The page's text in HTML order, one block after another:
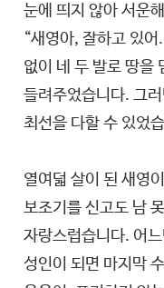
라고 말을 하니
엄마가 '너니까'
장애가 지금보
수술을 스물세
그때는 그렇게
눈에 띄지 않아 서운
“새영아, 잘하고 있
없이 네 두 발로 땅을
들려주었습니다. 그
최선을 다할 수 있었
열여덟 살이 된 새영
보조기를 신고도 남
자랑스럽습니다. 어
성인이 되면 마지막